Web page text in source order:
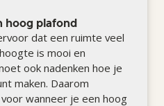
hoog plafond
dat een ruimte veel
is mooi en
ook nadenken hoe je
maken. Daarom
wanneer je een hoog